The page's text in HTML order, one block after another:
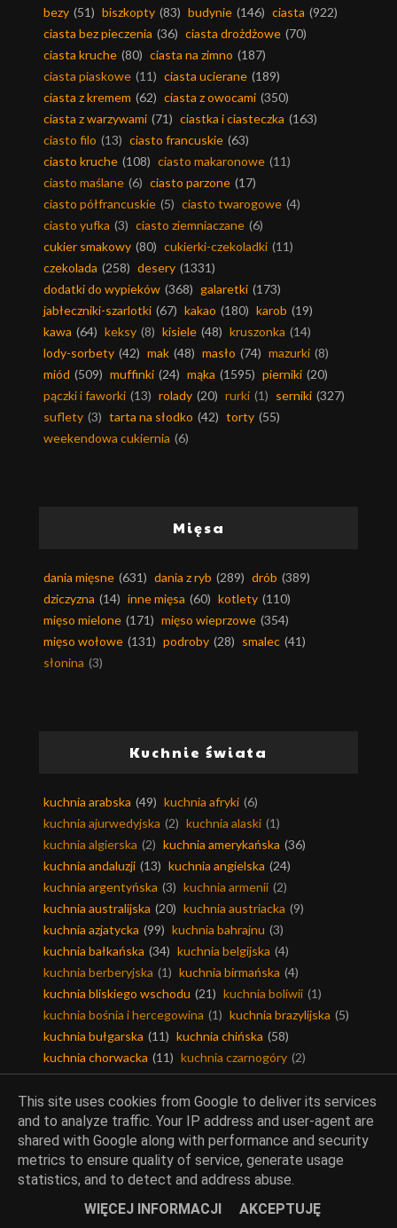
bezy (51) biszkopty (83) budynie (146) ciasta (922)
ciasta bez pieczenia (36) ciasta drożdżowe (70)
ciasta kruche (80) ciasta na zimno (187)
ciasta piaskowe (11) ciasta ucierane (189)
ciasta z kremem (62) ciasta z owocami (350)
ciasta z warzywami (71) ciastka i ciasteczka (163)
ciasto filo (13) ciasto francuskie (63)
ciasto kruche (108) ciasto makaronowe (11)
ciasto maślane (6) ciasto parzone (17)
ciasto półfrancuskie (5) ciasto twarogowe (4)
ciasto yufka (3) ciasto ziemniaczane (6)
cukier smakowy (80) cukierki-czekoladki (11)
czekolada (258) desery (1331)
dodatki do wypieków (368) galaretki (173)
jabłeczniki-szarlotki (67) kakao (180) karob (19)
kawa (64) keksy (8) kisiele (48) kruszonka (14)
lody-sorbety (42) mak (48) masło (74) mazurki (8)
miód (509) muffinki (24) mąka (1595) pierniki (20)
pączki i faworki (13) rolady (20) rurki (1) serniki (327)
suflety (3) tarta na słodko (42) torty (55)
weekendowa cukiernia (6)
Mięsa
dania mięsne (631) dania z ryb (289) drób (389)
dziczyzna (14) inne mięsa (60) kotlety (110)
mięso mielone (171) mięso wieprzowe (354)
mięso wołowe (131) podroby (28) smalec (41)
słonina (3)
Kuchnie świata
kuchnia arabska (49) kuchnia afryki (6)
kuchnia ajurwedyjska (2) kuchnia alaski (1)
kuchnia algierska (2) kuchnia amerykańska (36)
kuchnia andaluzji (13) kuchnia angielska (24)
kuchnia argentyńska (3) kuchnia armenii (2)
kuchnia australijska (20) kuchnia austriacka (9)
kuchnia azjatycka (99) kuchnia bahrajnu (3)
kuchnia bałkańska (34) kuchnia belgijska (4)
kuchnia berberyjska (1) kuchnia birmańska (4)
kuchnia bliskiego wschodu (21) kuchnia boliwii (1)
kuchnia bośnia i hercegowina (1) kuchnia brazylijska (5)
kuchnia bułgarska (11) kuchnia chińska (58)
kuchnia chorwacka (11) kuchnia czarnogóry (2)
kuchnia czeska (7) kuchnia duńska (6)
kuchnia egipska (5) kuchnia ekwadoru (1)
kuchnia filipin (3) kuchnia fińska (5)
kuchnia francuska (87) kuchnia grecka (56)
kuchnia gruzińska (17) kuchnia hawajska (1)
kuchnia hinduska (29) kuchnia hiszpańska (116)
kuchnia holenderska (4) kuchnia iberyjska (1)
This site uses cookies from Google to deliver its services
and to analyze traffic. Your IP address and user-agent are
shared with Google along with performance and security
metrics to ensure quality of service, generate usage
statistics, and to detect and address abuse.
WIĘCEJ INFORMACJI
AKCEPTUJĘ